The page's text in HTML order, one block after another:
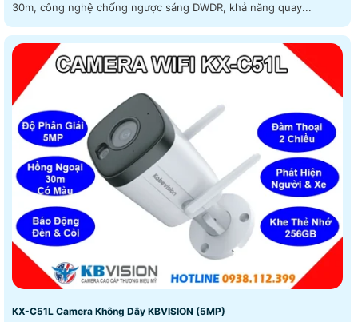
30m, công nghệ chống ngược sáng DWDR, khả năng quay...
KX-C51L Camera Không Dây KBVISION (5MP)